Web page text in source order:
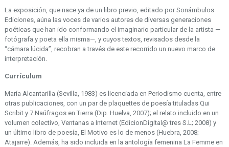
La exposición, que nace ya de un libro previo, editado por Sonámbulos
Ediciones, aúna las voces de varios autores de diversas generaciones
poéticas que han ido conformando el imaginario particular de la artista —
fotógrafa y poeta ella misma—, y cuyos textos, revisados desde la
“cámara lúcida”, recobran a través de este recorrido un nuevo marco de
interpretación.
Currículum
María Alcantarilla (Sevilla, 1983) es licenciada en Periodismo cuenta, entre
otras publicaciones, con un par de plaquettes de poesía tituladas Qui
Scribit y 7 Naúfragos en Tierra (Dip. Huelva, 2007); el relato incluido en un
volumen colectivo, Ventanas a Internet (EdicionDigital@ tres S.L; 2008) y
un último libro de poesía, El Motivo es lo de menos (Huebra, 2008;
Atajarre). Además, ha sido incluida en la antología femenina La Femme en